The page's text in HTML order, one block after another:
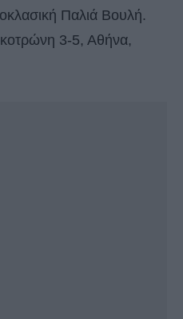
Παλιά Βουλή.
3-5, Αθήνα,